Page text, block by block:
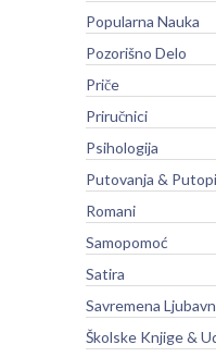
Popularna Nauka
Pozorišno Delo
Priče
Priručnici
Psihologija
Putovanja &
Romani
Samopomoć
Satira
Savremena
Školske Knjige &